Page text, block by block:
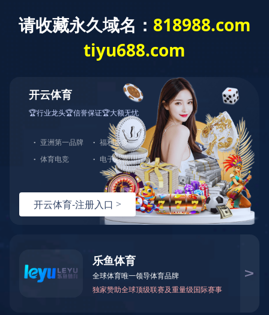
美国IMSH 2026圆满收官丨天堰科技
以“中国智造”硬实力，引领全球医学模
拟新浪潮